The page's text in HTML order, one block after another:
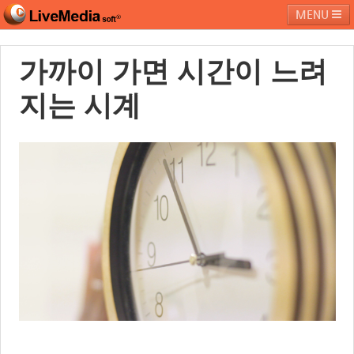
MENU
라이브미디어소프트 제품 및 서비스 블로그
페밀리 사이트
가까이 가면 시간이 느려
지는 시계